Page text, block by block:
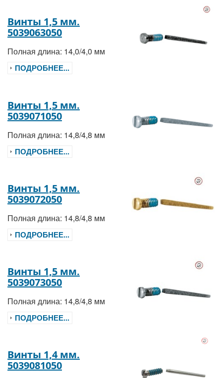
Винты 1,5 мм.
5039063050
Полная длина: 14,0/4,0 мм
ПОДРОБНЕЕ...
Винты 1,5 мм.
5039071050
Полная длина: 14,8/4,8 мм
ПОДРОБНЕЕ...
Винты 1,5 мм.
5039072050
Полная длина: 14,8/4,8 мм
ПОДРОБНЕЕ...
Винты 1,5 мм.
5039073050
Полная длина: 14,8/4,8 мм
ПОДРОБНЕЕ...
Винты 1,4 мм.
5039081050